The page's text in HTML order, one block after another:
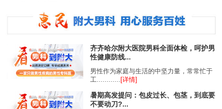
齐齐哈尔附大医院男科全面体检，呵护男
性健康防线...
男性作为家庭与生活的中坚力量，常常忙于
工............ [详情]
暑期高发提问：包皮过长、包茎，到底要
不要动刀?...